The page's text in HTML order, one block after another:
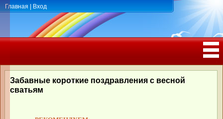
Главная Вход
РОЖДЕНИЯ, ЮБИЛЕЕМ
Забавные короткие поздравления с весной
сватьям